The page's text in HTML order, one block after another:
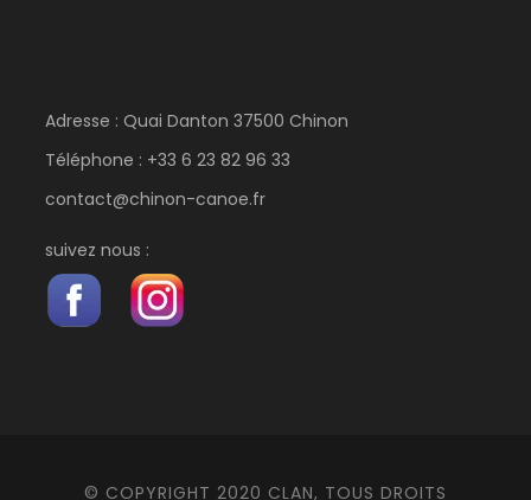
Adresse : Quai Danton 37500 Chinon
Téléphone : +33 6 23 82 96 33
contact@chinon-canoe.fr
suivez nous :
© COPYRIGHT 2020 CLAN, TOUS DROITS